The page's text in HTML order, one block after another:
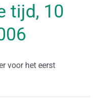
tijd, 10
voor het eerst